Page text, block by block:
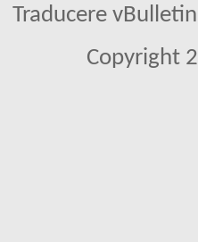
Traducere
Copyright